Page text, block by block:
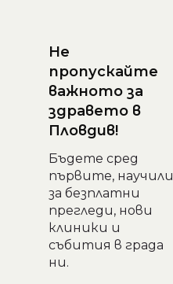
Не
пропускайте
важното за
здравето в
Пловдив!
Бъдете сред
първите, научили
за безплатни
прегледи, нови
клиники и
събития в града
ни.